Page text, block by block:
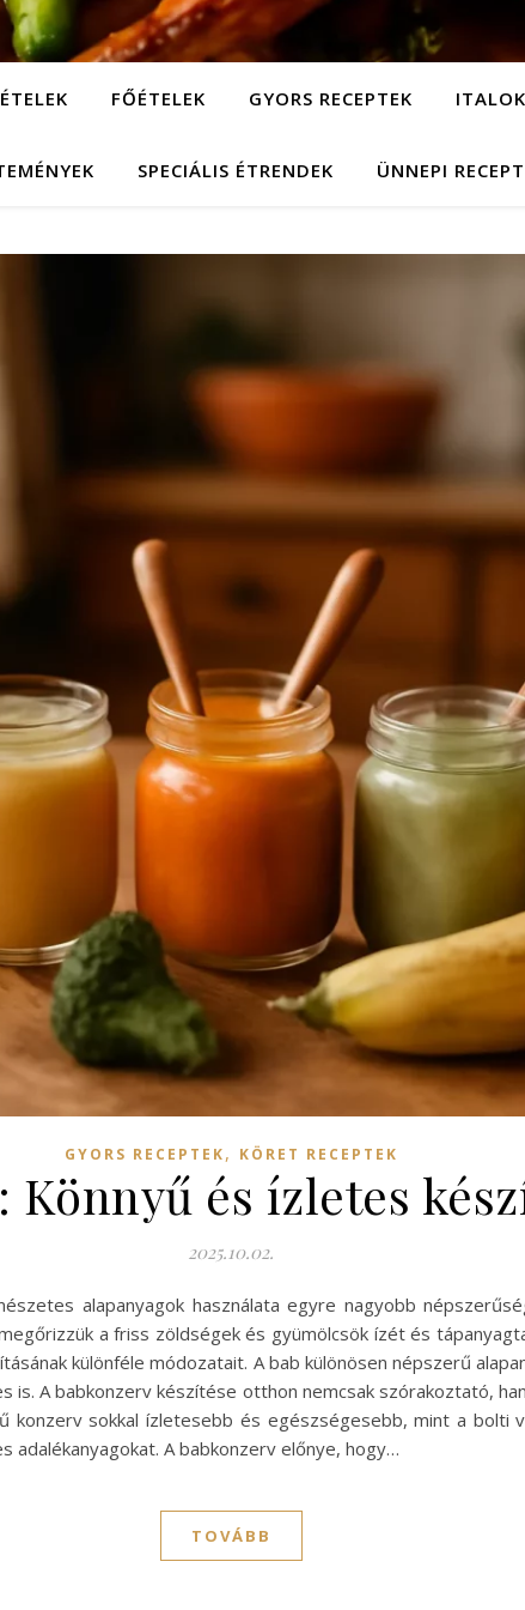
FŐÉTELEK GYORS RECEPTEK ITALOK
SPECIÁLIS ÉTRENDEK ÜNNEPI
GYORS RECEPTEK, KÖRET RECEPTEK
Könnyű és ízletes
2025.10.02.
alapanyagok használata egyre nagyobb
a friss zöldségek és gyümölcsök ízét és
különféle módozatait. A bab különösen népszerű
is. A babkonzerv készítése otthon nemcsak szórakoztató,
konzerv sokkal ízletesebb és egészségesebb, mint a bolti
adalékanyagokat. A babkonzerv előnye, hogy…
TOVÁBB